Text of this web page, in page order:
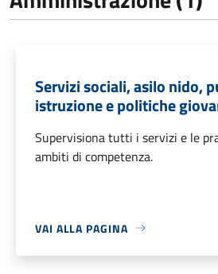
Servizi sociali, asilo nido,
istruzione e politiche
Supervisiona tutti i servizi e le
ambiti di competenza.
VAI ALLA PAGINA